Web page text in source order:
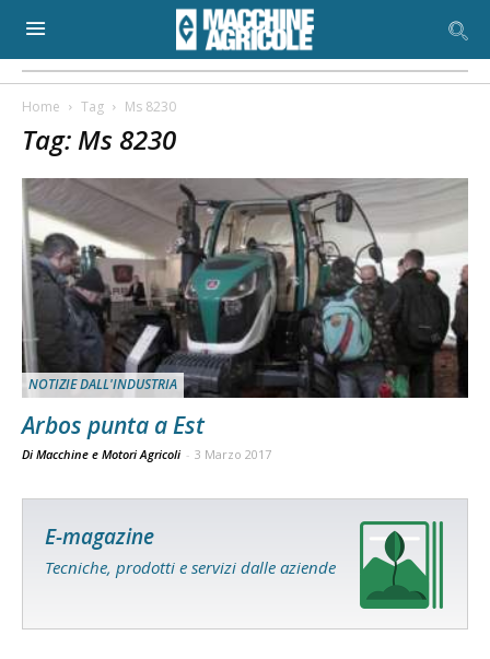
Home Tag Ms 8230
Tag: Ms 8230
NOTIZIE DALL'INDUSTRIA
Arbos punta a Est
Di Macchine e Motori Agricoli - 3 Marzo 2017
E-magazine
Tecniche, prodotti e servizi dalle aziende